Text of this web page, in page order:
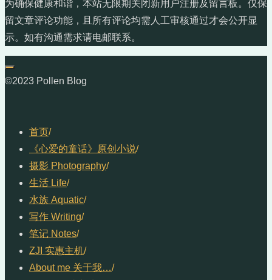
为确保健康和谐，本站无限期关闭新用户注册及留言板。仅保
留文章评论功能，且所有评论均需人工审核通过才会公开显
示。如有沟通需求请电邮联系。
©2023 Pollen Blog
首页/
《心爱的童话》原创小说/
摄影 Photography/
生活 Life/
水族 Aquatic/
写作 Writing/
笔记 Notes/
ZJI 实惠主机/
About me 关于我…/